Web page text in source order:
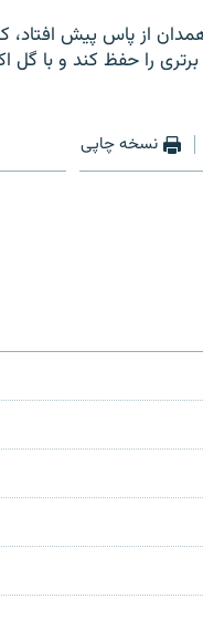
از پاس پيش افتاد،
را حفظ کند و با گل
نسخه چاپی